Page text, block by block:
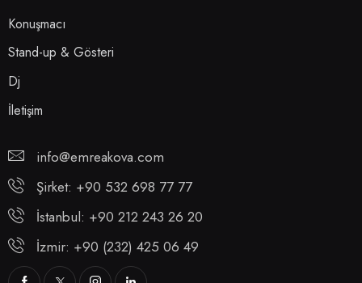
Konuşmacı
Stand-up & Gösteri
Dj
İletişim
info@emreakova.com
Şirket: +90 532 698 77 77
İstanbul: +90 212 243 26 20
İzmir: +90 (232) 425 06 49